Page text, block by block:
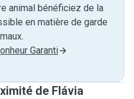
animal bénéficiez de la
en matière de garde
Garanti
de Flávia